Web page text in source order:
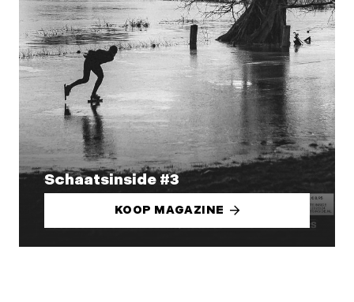
Schaatsinside #3
KOOP MAGAZINE